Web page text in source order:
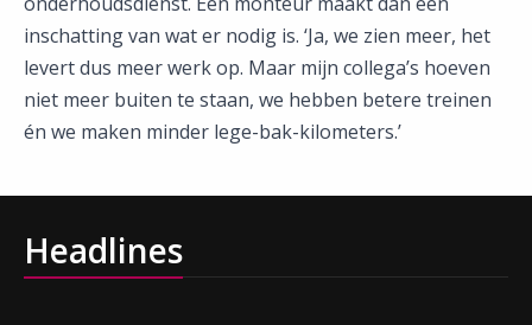
inschatting van wat er nodig is. ‘Ja, we zien meer, het
levert dus meer werk op. Maar mijn collega’s hoeven
niet meer buiten te staan, we hebben betere treinen
én we maken minder lege-bak-kilometers.’
Headlines